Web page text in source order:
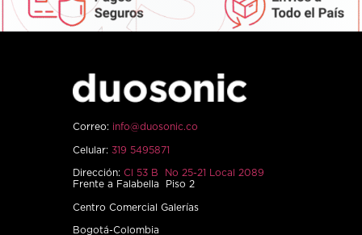
Correo: info@duosonic.co
Celular: 319 5495871
Dirección: Cl 53 B No 25-21 Local 2089
Frente a Falabella Piso 2
Centro Comercial Galerías
Bogotá-Colombia